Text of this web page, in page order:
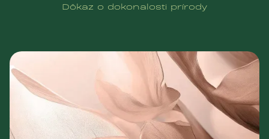
Dôkaz o dokonalosti prírody